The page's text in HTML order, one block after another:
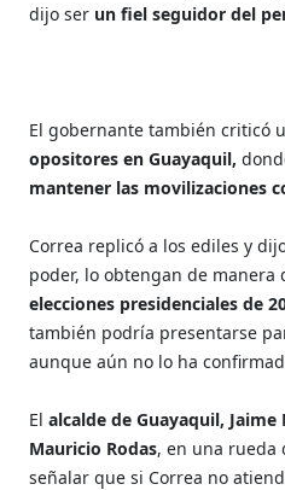
dijo ser un fiel seguidor del
El gobernante también criticó
opositores en Guayaquil,
mantener las movilizaciones
Correa replicó a los ediles y
poder, lo obtengan de manera
elecciones presidenciales de
también podría presentarse
aunque aún no lo ha
Elalcalde de Guayaquil,
Mauricio Rodas, en una rueda
señalar que si Correa no